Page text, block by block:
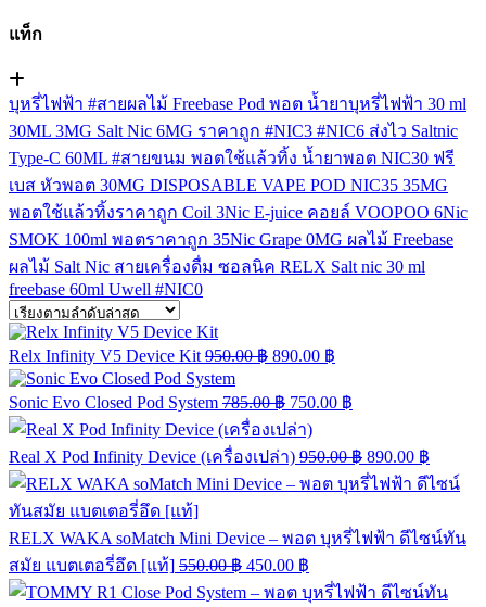
แท็ก
บุหรี่ไฟฟ้า #สายผลไม้ Freebase Pod พอต น้ำยาบุหรี่ไฟฟ้า 30 ml
30ML 3MG Salt Nic 6MG ราคาถูก #NIC3 #NIC6 ส่งไว Saltnic
Type-C 60ML #สายขนม พอตใช้แล้วทิ้ง น้ำยาพอต NIC30 ฟรี
เบส หัวพอต 30MG DISPOSABLE VAPE POD NIC35 35MG
พอตใช้แล้วทิ้งราคาถูก Coil 3Nic E-juice คอยล์ VOOPOO 6Nic
SMOK 100ml พอตราคาถูก 35Nic Grape 0MG ผลไม้ Freebase
ผลไม้ Salt Nic สายเครื่องดื่ม ซอลนิค RELX Salt nic 30 ml
freebase 60ml Uwell #NIC0
Relx Infinity V5 Device Kit 950.00฿ 890.00 ฿
Sonic Evo Closed Pod System 785.00฿ 750.00 ฿
Real X Pod Infinity Device (เครื่องเปล่า) 950.00฿ 890.00 ฿
RELX WAKA soMatch Mini Device – พอต บุหรี่ไฟฟ้า ดีไซน์ทัน
สมัย แบตเตอรี่อึด [แท้] 550.00฿ 450.00 ฿